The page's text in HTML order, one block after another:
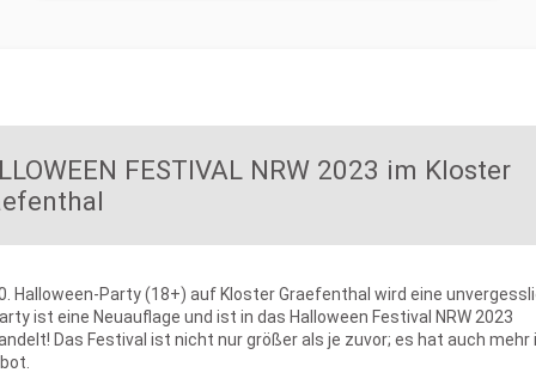
FESTIVAL NRW 2023 im Kloster
Halloween-Party (18+) auf Kloster Graefenthal wird eine
ist eine Neuauflage und ist in das Halloween Festival NRW 2023
Das Festival ist nicht nur größer als je zuvor; es hat auch mehr